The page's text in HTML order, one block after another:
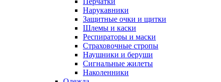
Нарукавники
Защитные очки и щитки
Шлемы и каски
Респираторы и маски
Страховочные стропы
Наушники и беруши
Сигнальные жилеты
Наколенники